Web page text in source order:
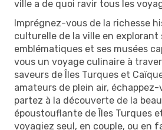
ville a de quoi ravir tous les
Imprégnez-vous de la richesse
culturelle de la ville en explorant
emblématiques et ses musées
vous un voyage culinaire à
saveurs de Îles Turques et
amateurs de plein air,
partez à la découverte de la
époustouflante de Îles Turques
voyagiez seul, en couple, ou en